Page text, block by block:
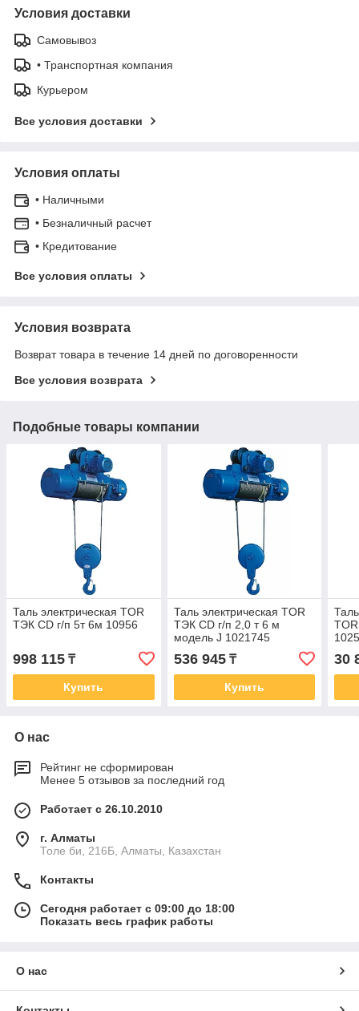
Условия доставки
Самовывоз
• Транспортная компания
Курьером
Все условия доставки
Условия оплаты
• Наличными
• Безналичный расчет
• Кредитование
Все условия оплаты
Условия возврата
Возврат товара в течение 14 дней по договоренности
Все условия возврата
Подобные товары компании
Таль электрическая TOR
ТЭК CD г/п 5т 6м 10956
998 115 ₸
Купить
Таль электрическая TOR
ТЭК CD г/п 2,0 т 6 м
модель J 1021745
536 945₸
Купить
30
О нас
Рейтинг не сформирован
Менее 5 отзывов за последний год
Работает с 26.10.2010
г. Алматы
Толе би, 216Б, Алматы, Казахстан
Контакты
Сегодня работает с 09:00 до 18:00
Показать весь график работы
О нас